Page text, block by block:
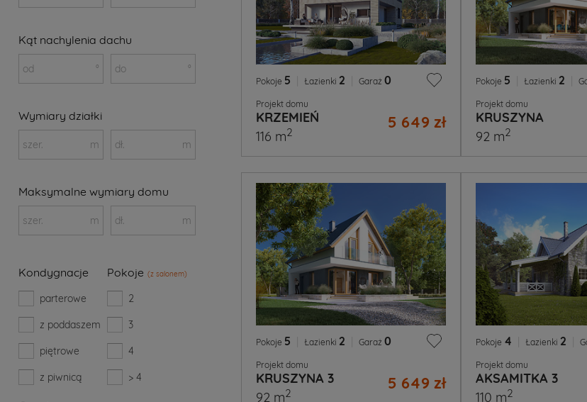
Pokoje 5 Łazienki 2 Garaż 0
Projekt domu
KRZEMIEŃ 5 649 zł
116 m2
Pokoje 5 Łazienki 2
Projekt domu
KRUSZYNA
92 m2
Pokoje 5 Łazienki 2 Garaż 0
Projekt domu
KRUSZYNA 3 5 649 zł
92 m2
Pokoje 4 Łazienki 2
Projekt domu
AKSAMITKA 3
110 m2
Kąt nachylenia dachu
od ° do °
Wymiary działki
szer. m dł. m
Maksymalne wymiary domu
szer. m dł. m
Kondygnacje
parterowe
z poddaszem
piętrowe
z piwnicą
Pokoje (z salonem)
2
3
4
> 4